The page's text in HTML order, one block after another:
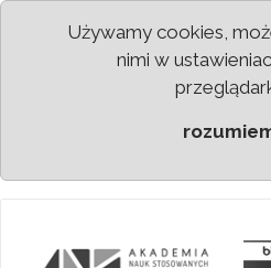
Używamy cookies,
nimi w